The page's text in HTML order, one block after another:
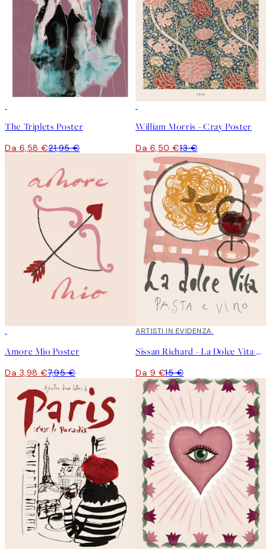
The Triplets Poster
Da 6,58 €21,95 €
William Morris - Cray Poster
Da 6,50 €13 €
Amore Mio Poster
Da 3,98 €7,95 €
40%*
ARTISTI IN EVIDENZA
Sissan Richard - La Dolce Vita Poster
Da 9 €15 €